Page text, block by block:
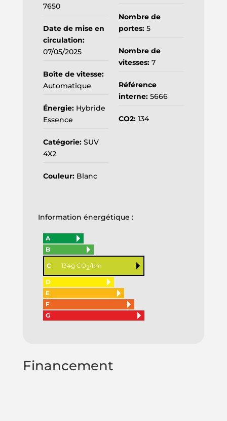
7650
Date de mise en
circulation:
07/05/2025
Boîte de vitesse:
Automatique
Énergie:Hybride
Essence
Catégorie:SUV
4X2
Couleur:Blanc
Nombre de
portes: 5
Nombre de
vitesses: 7
Référence
interne: 5666
CO2: 134
Information énergétique :
A
B
C 134g CO2/km
D
E
F
G
Financement